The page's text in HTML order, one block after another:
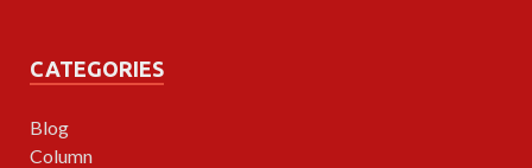
CATEGORIES
Blog
Column